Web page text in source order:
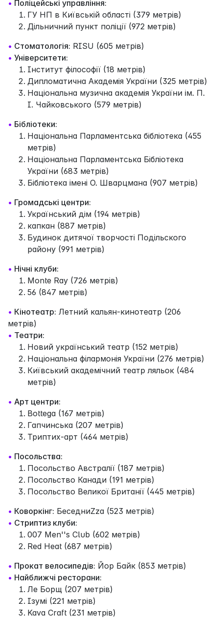
• Поліцейські управління:
ГУ НП в Київській області (379 метрів)
Дільничний пункт поліції (972 метрів)
• Стоматологія: RISU (605 метрів)
• Університети:
Інститут філософії (18 метрів)
Дипломатична Академія України (325 метрів)
Національна музична академія України ім. П.
І. Чайковського (579 метрів)
• Бібліотеки:
Національна Парламентська бібліотека (455
метрів)
Національна Парламентська Бібліотека
України (683 метрів)
Бібліотека імені О. Шварцмана (907 метрів)
• Громадські центри:
Український дім (194 метрів)
капкан (887 метрів)
Будинок дитячої творчості Подільского
району (991 метрів)
• Нічні клуби:
Monte Ray (726 метрів)
56 (847 метрів)
• Кінотеатр: Летний кальян-кинотеатр (206
метрів)
• Театри:
Новий український театр (152 метрів)
Національна філармонія України (276 метрів)
Київський академічний театр ляльок (484
метрів)
• Арт центри:
Bottega (167 метрів)
Гапчинська (207 метрів)
Триптих-арт (464 метрів)
• Посольства:
Посольство Австралії (187 метрів)
Посольство Канади (191 метрів)
Посольство Великої Британії (445 метрів)
• Коворкінг: БеседниZza (523 метрів)
• Стриптиз клуби:
007 Men''s Club (602 метрів)
Red Heat (687 метрів)
• Прокат велосипедів: Йор Байк (853 метрів)
• Найближчі ресторани:
Ле Борщ (207 метрів)
Ізумі (221 метрів)
Kava Craft (231 метрів)